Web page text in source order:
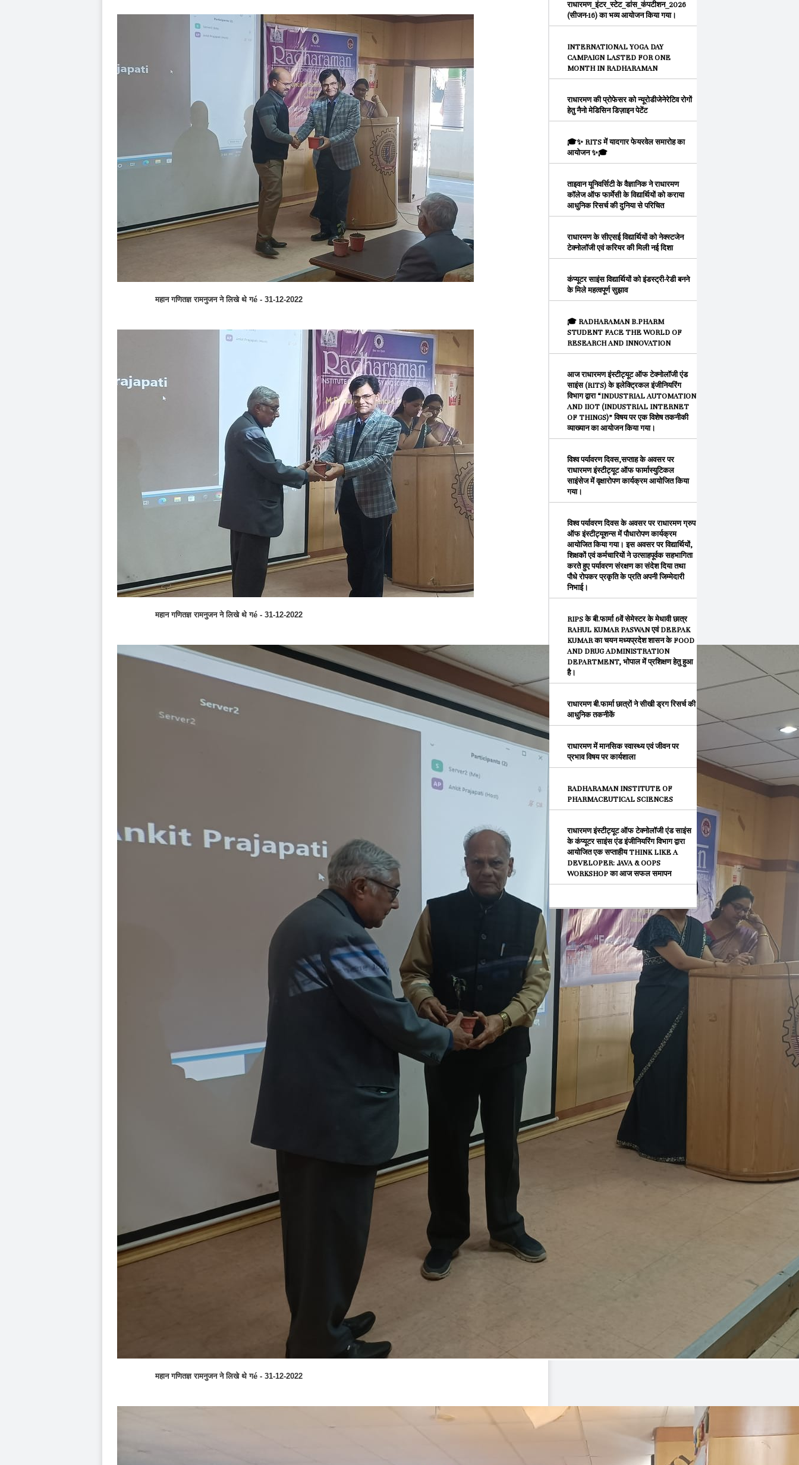
महान गणितज्ञ रामनुजन ने लिखे थे गé - 31-12-2022
महान गणितज्ञ रामनुजन ने लिखे थे गé - 31-12-2022
महान गणितज्ञ रामनुजन ने लिखे थे गé - 31-12-2022
राधारमण_इंटर_स्टेट_डांस_कंपटीशन_2026
(सीजन-16) का भव्य आयोजन किया गया।
INTERNATIONAL YOGA DAY
CAMPAIGN LASTED FOR ONE
MONTH IN RADHARAMAN
राधारमण की प्रोफेसर को न्यूरोडीजेनेरेटिव रोगों
हेतु नैनो मेडिसिन डिज़ाइन पेटेंट
🎓✨ RITS में यादगार फेयरवेल समारोह का
आयोजन ✨🎓
ताइवान यूनिवर्सिटी के वैज्ञानिक ने राधारमण
कॉलेज ऑफ फार्मेसी के विद्यार्थियों को कराया
आधुनिक रिसर्च की दुनिया से परिचित
राधारमण के सीएसई विद्यार्थियों को नेक्स्टजेन
टेक्नोलॉजी एवं करियर की मिली नई दिशा
कंप्यूटर साइंस विद्यार्थियों को इंडस्ट्री-रेडी बनने
के मिले महत्वपूर्ण सुझाव
🎓 RADHARAMAN B.PHARM
STUDENT FACE THE WORLD OF
RESEARCH AND INNOVATION
आज राधारमण इंस्टीट्यूट ऑफ टेक्नोलॉजी एंड
साइंस (RITS) के इलेक्ट्रिकल इंजीनियरिंग
विभाग द्वारा “INDUSTRIAL AUTOMATION
AND IIOT (INDUSTRIAL INTERNET
OF THINGS)” विषय पर एक विशेष तकनीकी
व्याख्यान का आयोजन किया गया।
विश्व पर्यावरण दिवस,सप्ताह के अवसर पर
राधारमण इंस्टीट्यूट ऑफ फार्मास्युटिकल
साइंसेज में वृक्षारोपण कार्यक्रम आयोजित किया
गया।
विश्व पर्यावरण दिवस के अवसर पर राधारमण ग्रुप
ऑफ इंस्टीट्यूशन्स में पौधारोपण कार्यक्रम
आयोजित किया गया। इस अवसर पर विद्यार्थियों,
शिक्षकों एवं कर्मचारियों ने उत्साहपूर्वक सहभागिता
करते हुए पर्यावरण संरक्षण का संदेश दिया तथा
पौधे रोपकर प्रकृति के प्रति अपनी जिम्मेदारी
निभाई।
RIPS के बी.फार्मा 6वें सेमेस्टर के मेधावी छात्र
RAHUL KUMAR PASWAN एवं DEEPAK
KUMAR का चयन मध्यप्रदेश शासन के FOOD
AND DRUG ADMINISTRATION
DEPARTMENT, भोपाल में प्रशिक्षण हेतु हुआ
है।
राधारमण बी.फार्मा छात्रों ने सीखी ड्रग रिसर्च की
आधुनिक तकनीकें
राधारमण में मानसिक स्वास्थ्य एवं जीवन पर
प्रभाव विषय पर कार्यशाला
RADHARAMAN INSTITUTE OF
PHARMACEUTICAL SCIENCES
राधारमण इंस्टीट्यूट ऑफ टेक्नोलॉजी एंड साइंस
के कंप्यूटर साइंस एंड इंजीनियरिंग विभाग द्वारा
आयोजित एक सप्ताहीय THINK LIKE A
DEVELOPER: JAVA & OOPS
WORKSHOP का आज सफल समापन